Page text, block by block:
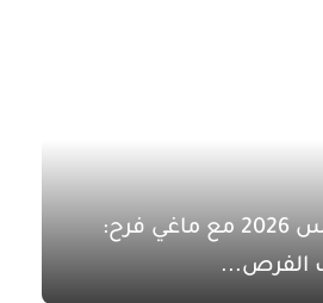
مفاجآت أغسطس 2026 مع ماغي فرح:
الفرص...